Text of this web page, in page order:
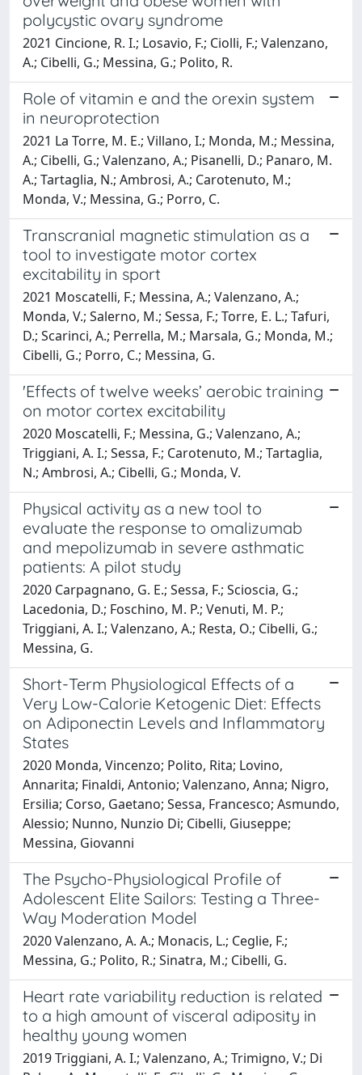
polycystic ovary syndrome
2021 Cincione, R. I.; Losavio, F.; Ciolli, F.; Valenzano,
A.; Cibelli, G.; Messina, G.; Polito, R.
Role of vitamin e and the orexin system
in neuroprotection
2021 La Torre, M. E.; Villano, I.; Monda, M.; Messina,
A.; Cibelli, G.; Valenzano, A.; Pisanelli, D.; Panaro, M.
A.; Tartaglia, N.; Ambrosi, A.; Carotenuto, M.;
Monda, V.; Messina, G.; Porro, C.
Transcranial magnetic stimulation as a
tool to investigate motor cortex
excitability in sport
2021 Moscatelli, F.; Messina, A.; Valenzano, A.;
Monda, V.; Salerno, M.; Sessa, F.; Torre, E. L.; Tafuri,
D.; Scarinci, A.; Perrella, M.; Marsala, G.; Monda, M.;
Cibelli, G.; Porro, C.; Messina, G.
'Effects of twelve weeks’ aerobic training
on motor cortex excitability
2020 Moscatelli, F.; Messina, G.; Valenzano, A.;
Triggiani, A. I.; Sessa, F.; Carotenuto, M.; Tartaglia,
N.; Ambrosi, A.; Cibelli, G.; Monda, V.
Physical activity as a new tool to
evaluate the response to omalizumab
and mepolizumab in severe asthmatic
patients: A pilot study
2020 Carpagnano, G. E.; Sessa, F.; Scioscia, G.;
Lacedonia, D.; Foschino, M. P.; Venuti, M. P.;
Triggiani, A. I.; Valenzano, A.; Resta, O.; Cibelli, G.;
Messina, G.
Short-Term Physiological Effects of a
Very Low-Calorie Ketogenic Diet: Effects
on Adiponectin Levels and Inflammatory
States
2020 Monda, Vincenzo; Polito, Rita; Lovino,
Annarita; Finaldi, Antonio; Valenzano, Anna; Nigro,
Ersilia; Corso, Gaetano; Sessa, Francesco; Asmundo,
Alessio; Nunno, Nunzio Di; Cibelli, Giuseppe;
Messina, Giovanni
The Psycho-Physiological Profile of
Adolescent Elite Sailors: Testing a Three-
Way Moderation Model
2020 Valenzano, A. A.; Monacis, L.; Ceglie, F.;
Messina, G.; Polito, R.; Sinatra, M.; Cibelli, G.
Heart rate variability reduction is related
to a high amount of visceral adiposity in
healthy young women
2019 Triggiani, A. I.; Valenzano, A.; Trimigno, V.; Di